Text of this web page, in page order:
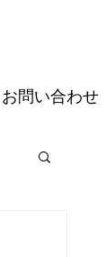
お問い合わせ